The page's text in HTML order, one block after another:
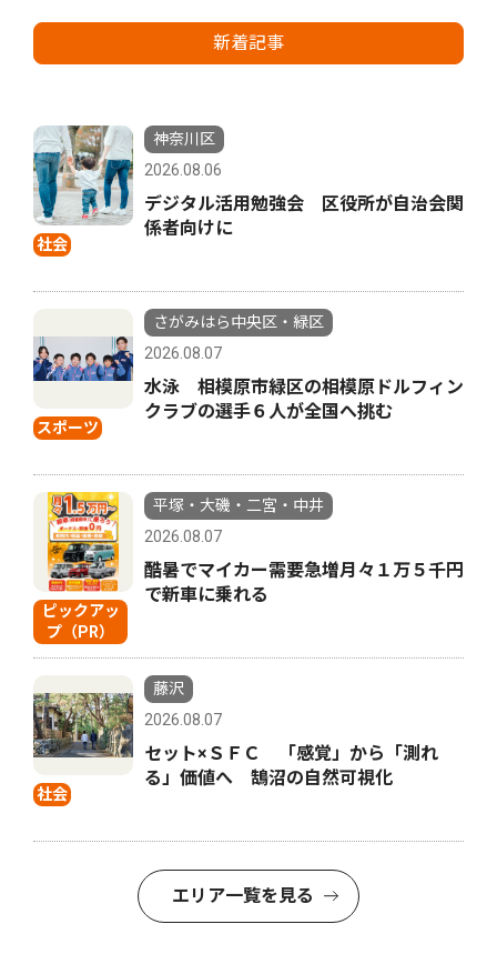
新着記事
社会
神奈川区
2026.08.06
デジタル活用勉強会 区役所が自治会関
係者向けに
スポーツ
さがみはら中央区・緑区
2026.08.07
水泳 相模原市緑区の相模原ドルフィン
クラブの選手６人が全国へ挑む
ピックアッ
プ（PR）
平塚・大磯・二宮・中井
2026.08.07
酷暑でマイカー需要急増月々１万５千円
で新車に乗れる
社会
藤沢
2026.08.07
セット×ＳＦＣ 「感覚」から「測れ
る」価値へ 鵠沼の自然可視化
エリア一覧を見る